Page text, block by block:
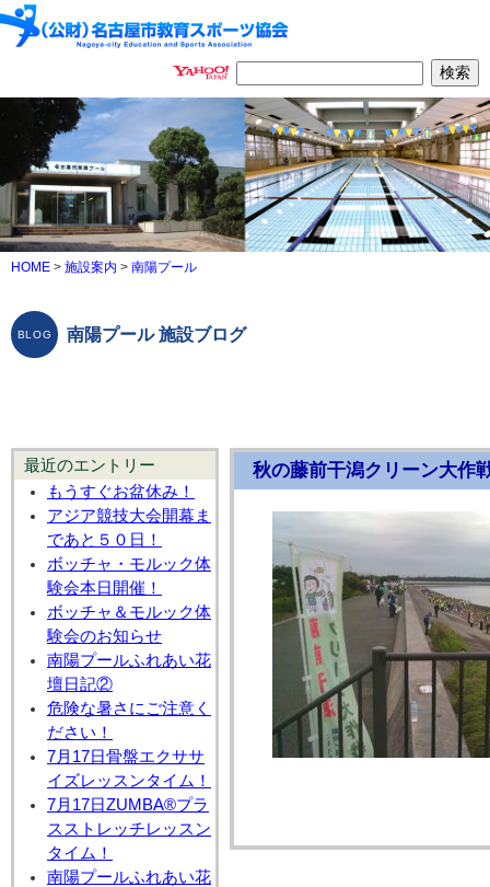
HOME > 施設案内 > 南陽プール
南陽プール 施設ブログ
最近のエントリー
もうすぐお盆休み！
アジア競技大会開幕ま
であと５０日！
ボッチャ・モルック体
験会本日開催！
ボッチャ＆モルック体
験会のお知らせ
南陽プールふれあい花
壇日記②
危険な暑さにご注意く
ださい！
7月17日骨盤エクササ
イズレッスンタイム！
7月17日ZUMBA®プラ
スストレッチレッスン
タイム！
南陽プールふれあい花
秋の藤前干潟クリーン大作